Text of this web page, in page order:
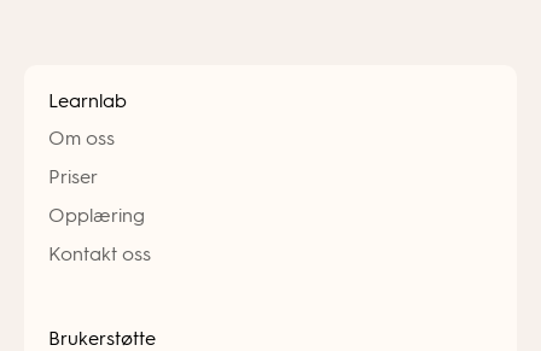
Learnlab
Om oss
Priser
Opplæring
Kontakt oss
Brukerstøtte